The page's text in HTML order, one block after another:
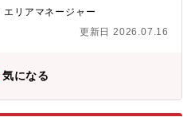
・生産を一体化した独自のネット
減と顧客ニーズへの迅速な対応を
康・スポーツ）とデザイン性を両
る当社のアジア圏での売上拡大を
をお任せします。具体的に：■店舗
企画・展開に関する業務■現地FC
種折衝・調整■チームメンバーへの
中国への出張は、2ヶ月に1～2回
的な業務は、メールや電話を中心
エリアマネージャー
更新日 2026.07.16
気になる